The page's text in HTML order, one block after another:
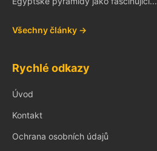
Všechny články →
Rychlé odkazy
Úvod
Kontakt
Ochrana osobních údajů